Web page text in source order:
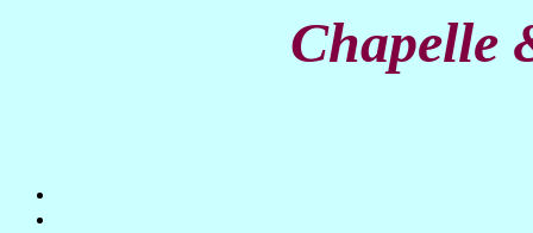
Chapelle